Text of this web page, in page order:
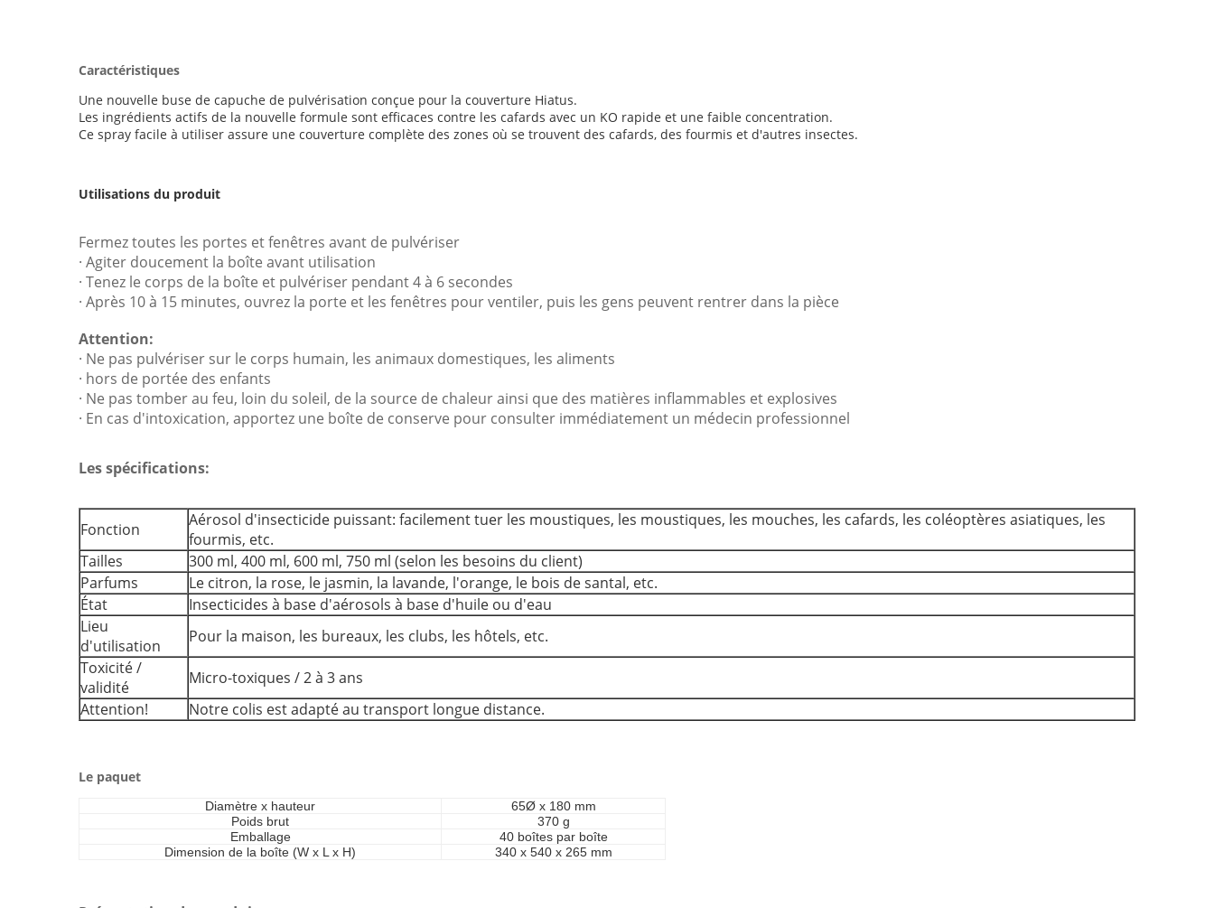
Caractéristiques
Une nouvelle buse de capuche de pulvérisation conçue pour la couverture Hiatus.
Les ingrédients actifs de la nouvelle formule sont efficaces contre les cafards avec un KO rapide et une faible concentration.
Ce spray facile à utiliser assure une couverture complète des zones où se trouvent des cafards, des fourmis et d'autres insectes.
Utilisations du produit
Fermez toutes les portes et fenêtres avant de pulvériser
· Agiter doucement la boîte avant utilisation
· Tenez le corps de la boîte et pulvériser pendant 4 à 6 secondes
· Après 10 à 15 minutes, ouvrez la porte et les fenêtres pour ventiler, puis les gens peuvent rentrer dans la pièce
Attention:
· Ne pas pulvériser sur le corps humain, les animaux domestiques, les aliments
· hors de portée des enfants
· Ne pas tomber au feu, loin du soleil, de la source de chaleur ainsi que des matières inflammables et explosives
· En cas d'intoxication, apportez une boîte de conserve pour consulter immédiatement un médecin professionnel
Les spécifications:
Fonction
Aérosol d'insecticide puissant: facilement tuer les moustiques, les moustiques, les mouches, les cafards, les coléoptères asiatiques, les
fourmis, etc.
Tailles
300 ml, 400 ml, 600 ml, 750 ml (selon les besoins du client)
Parfums
Le citron, la rose, le jasmin, la lavande, l'orange, le bois de santal, etc.
État
Insecticides à base d'aérosols à base d'huile ou d'eau
Lieu
d'utilisation
Pour la maison, les bureaux, les clubs, les hôtels, etc.
Toxicité /
validité
Micro-toxiques / 2 à 3 ans
Attention!
Notre colis est adapté au transport longue distance.
Le paquet
Diamètre x hauteur
65Ø x 180 mm
Poids brut
370 g
Emballage
40 boîtes par boîte
Dimension de la boîte (W x L x H)
340 x 540 x 265 mm